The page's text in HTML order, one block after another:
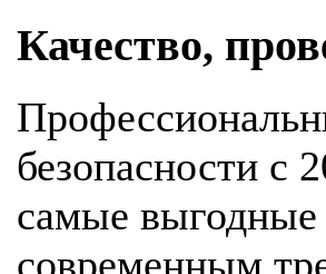
Качество,
безопасности с
самые
современным